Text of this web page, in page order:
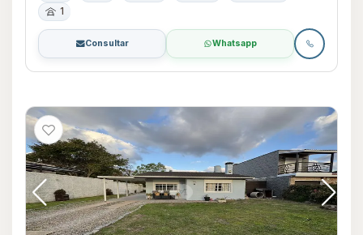
1
Consultar Whatsapp